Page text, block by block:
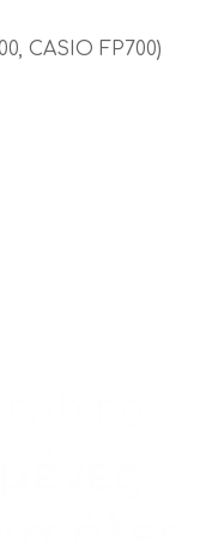
CASIO FP700)